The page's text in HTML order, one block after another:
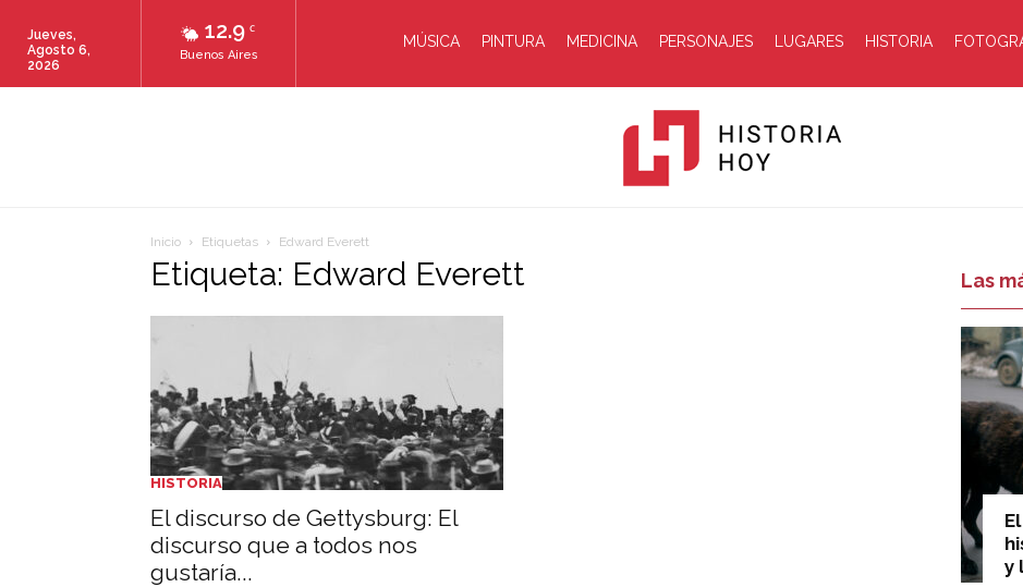
12.9 C
Buenos Aires
Jueves,
Agosto 6,
2026
MÚSICA PINTURA MEDICINA PERSONAJES LUGARES HISTORIA
Inicio Etiquetas Edward Everett
Etiqueta: Edward Everett
HISTORIA
El discurso de Gettysburg: El
discurso que a todos nos
gustaría...
Las
y